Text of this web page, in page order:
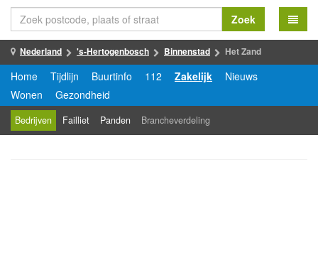
Zoek
Nederland 's-Hertogenbosch Binnenstad Het Zand
Home Tijdlijn Buurtinfo 112 Zakelijk
Nieuws
Wonen
Gezondheid
Bedrijven Failliet Panden Brancheverdeling